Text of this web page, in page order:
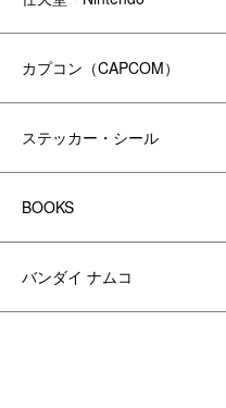
カプコン（CAPCOM）
ステッカー・シール
BOOKS
バンダイ ナムコ